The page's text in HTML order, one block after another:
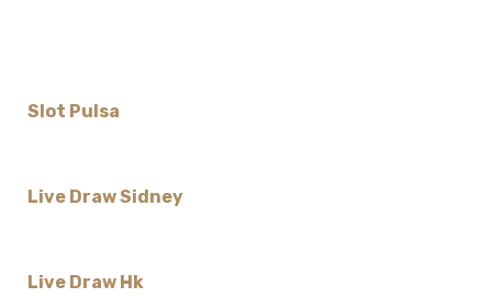
Slot Pulsa
Live Draw Sidney
Live Draw Hk